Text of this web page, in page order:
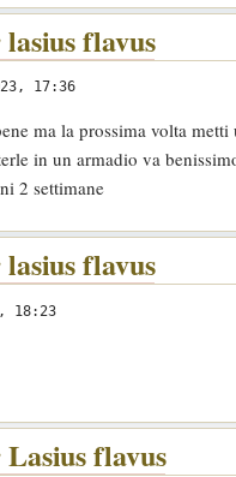
flavus
17:36
ma la prossima volta
in un armadio va
2 settimane
flavus
18:23
flavus